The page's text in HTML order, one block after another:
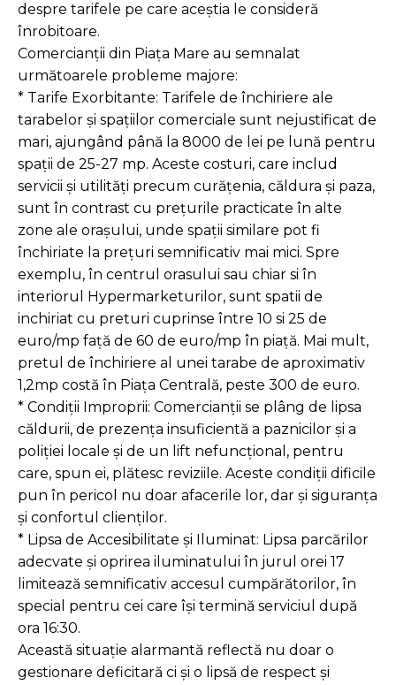
despre tarifele pe care aceștia le consideră
înrobitoare.
Comercianții din Piața Mare au semnalat
următoarele probleme majore:
* Tarife Exorbitante: Tarifele de închiriere ale
tarabelor și spațiilor comerciale sunt nejustificat de
mari, ajungând până la 8000 de lei pe lună pentru
spații de 25-27 mp. Aceste costuri, care includ
servicii și utilități precum curățenia, căldura și paza,
sunt în contrast cu prețurile practicate în alte
zone ale orașului, unde spații similare pot fi
închiriate la prețuri semnificativ mai mici. Spre
exemplu, în centrul orasului sau chiar si în
interiorul Hypermarketurilor, sunt spatii de
inchiriat cu preturi cuprinse între 10 si 25 de
euro/mp față de 60 de euro/mp în piață. Mai mult,
pretul de închiriere al unei tarabe de aproximativ
1,2mp costă în Piața Centrală, peste 300 de euro.
* Condiții Improprii: Comercianții se plâng de lipsa
căldurii, de prezența insuficientă a paznicilor și a
poliției locale și de un lift nefuncțional, pentru
care, spun ei, plătesc reviziile. Aceste condiții dificile
pun în pericol nu doar afacerile lor, dar și siguranța
și confortul clienților.
* Lipsa de Accesibilitate și Iluminat: Lipsa parcărilor
adecvate și oprirea iluminatului în jurul orei 17
limitează semnificativ accesul cumpărătorilor, în
special pentru cei care își termină serviciul după
ora 16:30.
Această situație alarmantă reflectă nu doar o
gestionare deficitară ci și o lipsă de respect și